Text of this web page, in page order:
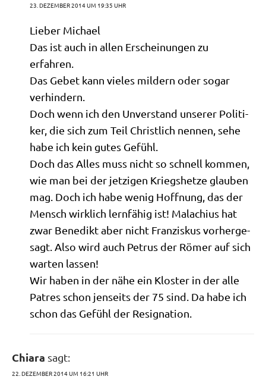
23. DEZEMBER 2014 UM 19:35 UHR
Lie­ber Michael
Das ist auch in allen Erschei­nun­gen zu
erfahren.
Das Gebet kann vie­les mil­dern oder sogar
verhindern.
Doch wenn ich den Unver­stand unse­rer Poli­ti­
ker, die sich zum Teil Christ­lich nen­nen, sehe
habe ich kein gutes Gefühl.
Doch das Alles muss nicht so schnell kom­men,
wie man bei der jet­zi­gen Kriegs­het­ze glau­ben
mag. Doch ich habe wenig Hoff­nung, das der
Mensch wirk­lich lern­fä­hig ist! Malachi­us hat
zwar Bene­dikt aber nicht Fran­zis­kus vor­her­ge­
sagt. Also wird auch Petrus der Römer auf sich
war­ten lassen!
Wir haben in der nähe ein Klo­ster in der alle
Patres schon jen­seits der 75 sind. Da habe ich
schon das Gefühl der Resignation.
Chiara sagt:
22. DEZEMBER 2014 UM 16:21 UHR